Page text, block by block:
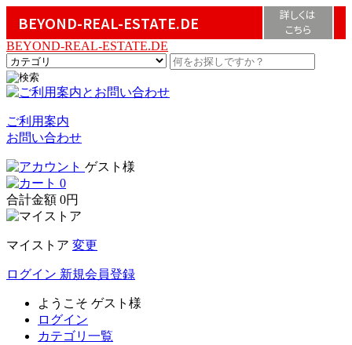
BEYOND-REAL-ESTATE.DE
詳しくは
こちら
BEYOND-REAL-ESTATE.DE
ご利用案内
お問い合わせ
ゲスト様
0
合計金額 0円
マイストア 変更
ログイン 新規会員登録
ようこそ ゲスト様
ログイン
カテゴリ一覧